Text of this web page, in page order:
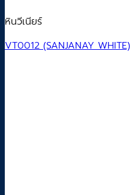
หินวีเนียร์
VT0012 (SANJANAY WHITE)